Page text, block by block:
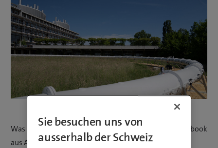
Was haben eine Städtereise nach Stockholm, das Notebook
aus Asien oder der Kaffee aus Ecuador zum Frühstück
Sie besuchen uns von
ausserhalb der Schweiz